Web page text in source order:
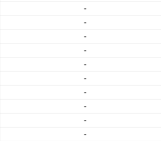
-
-
-
-
-
-
-
-
-
-